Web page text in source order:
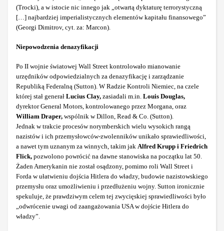
(Trocki), a w istocie nic innego jak „otwartą dyktaturę terrorystyczną
[…] najbardziej imperialistycznych elementów kapitału finansowego”
(Georgi Dimitrov, cyt. za: Marcon).
Niepowodzenia denazyfikacji
Po II wojnie światowej Wall Street kontrolowało mianowanie
urzędników odpowiedzialnych za denazyfikację i zarządzanie
Republiką Federalną (Sutton). W Radzie Kontroli Niemiec, na czele
której stał generał Lucius Clay, zasiadali m.in. Louis Douglas,
dyrektor General Motors, kontrolowanego przez Morgana, oraz
William Draper, wspólnik w Dillon, Read & Co. (Sutton).
Jednak w trakcie procesów norymberskich wielu wysokich rangą
nazistów i ich przemysłowców-zwolenników unikało sprawiedliwości,
a nawet tym uznanym za winnych, takim jak Alfred Krupp i Friedrich
Flick, pozwolono powrócić na dawne stanowiska na początku lat 50.
Żaden Amerykanin nie został osądzony, pomimo roli Wall Street i
Forda w ułatwieniu dojścia Hitlera do władzy, budowie nazistowskiego
przemysłu oraz umożliwieniu i przedłużeniu wojny. Sutton ironicznie
spekuluje, że prawdziwym celem tej zwycięskiej sprawiedliwości było
„odwrócenie uwagi od zaangażowania USA w dojście Hitlera do
władzy”.